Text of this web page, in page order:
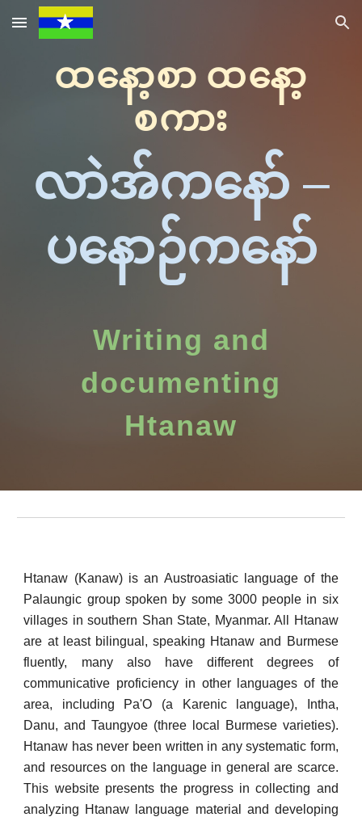
Skip to main content Skip to navigation
ထနော့စာ ထနော့
စကား
လာဲအ်ကနော် –
ပနောဉ်ကနော်
Writing and
documenting
Htanaw
Htanaw (Kanaw) is an Austroasiatic language of the
Palaungic group spoken by some 3000 people in six
villages in southern Shan State, Myanmar. All Htanaw
are at least bilingual, speaking Htanaw and Burmese
fluently, many also have different degrees of
communicative proficiency in other languages of the
area, including Pa'O (a Karenic language), Intha,
Danu, and Taungyoe (three local Burmese varieties).
Htanaw has never been written in any systematic form,
and resources on the language in general are scarce.
This website presents the progress in collecting and
analyzing Htanaw language material and developing